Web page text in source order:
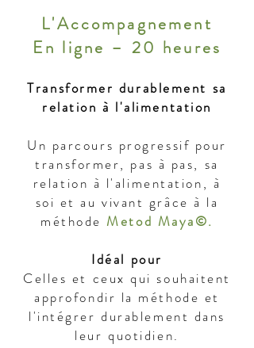
L'Accompagnement
En ligne – 20 heures
Transformer durablement sa
relation à l'alimentation
Un parcours progressif pour
transformer, pas à pas, sa
relation à l'alimentation, à
soi et au vivant grâce à la
méthode Metod Maya©.
Idéal pour
Celles et ceux qui souhaitent
approfondir la méthode et
l'intégrer durablement dans
leur quotidien.